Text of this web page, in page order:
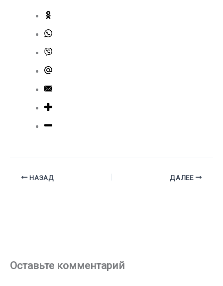
НАЗАД ДАЛЕЕ
Оставьте комментарий